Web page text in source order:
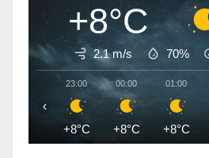
+8°C
2.1 m/s 70%
23:00
+8°C
00:00
+8°C
01:00
+8°C
‹